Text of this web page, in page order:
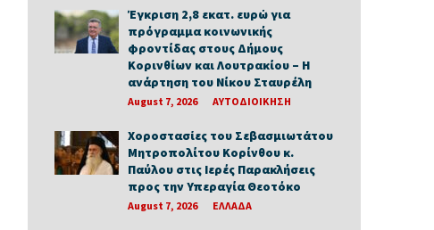
Έγκριση 2,8 εκατ. ευρώ για
πρόγραμμα κοινωνικής
φροντίδας στους Δήμους
Κορινθίων και Λουτρακίου – Η
ανάρτηση του Νίκου Σταυρέλη
August 7, 2026 ΑΥΤΟΔΙΟΙΚΗΣΗ
Χοροστασίες του Σεβασμιωτάτου
Μητροπολίτου Κορίνθου κ.
Παύλου στις Ιερές Παρακλήσεις
προς την Υπεραγία Θεοτόκο
August 7, 2026 ΕΛΛΑΔΑ